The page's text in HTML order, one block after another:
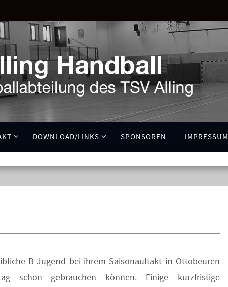
DOWNLOAD/LINKS SPONSOREN IMPRESSUM
B-Jugend bei ihrem Saisonauftakt in Ottobeuren
schon gebrauchen können. Einige kurzfristige